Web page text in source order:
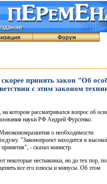
принять закон "Об
с этим законом
котором рассматривался вопрос об
науки РФ Андрей Фурсенко.
о необходимости
"Законопроект находится в
- сказал министр.
некоторые нестыковки, но до тех пор,
все его плюсы и минусы. Об этом